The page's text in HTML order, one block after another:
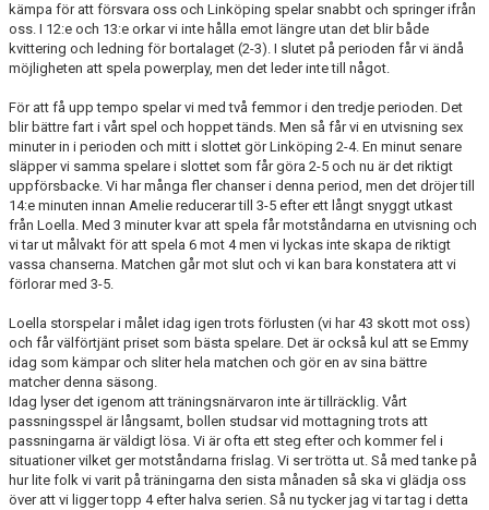
kämpa för att försvara oss och Linköping spelar snabbt och springer ifrån
oss. I 12:e och 13:e orkar vi inte hålla emot längre utan det blir både
kvittering och ledning för bortalaget (2-3). I slutet på perioden får vi ändå
möjligheten att spela powerplay, men det leder inte till något.
För att få upp tempo spelar vi med två femmor i den tredje perioden. Det
blir bättre fart i vårt spel och hoppet tänds. Men så får vi en utvisning sex
minuter in i perioden och mitt i slottet gör Linköping 2-4. En minut senare
släpper vi samma spelare i slottet som får göra 2-5 och nu är det riktigt
uppförsbacke. Vi har många fler chanser i denna period, men det dröjer till
14:e minuten innan Amelie reducerar till 3-5 efter ett långt snyggt utkast
från Loella. Med 3 minuter kvar att spela får motståndarna en utvisning och
vi tar ut målvakt för att spela 6 mot 4 men vi lyckas inte skapa de riktigt
vassa chanserna. Matchen går mot slut och vi kan bara konstatera att vi
förlorar med 3-5.
Loella storspelar i målet idag igen trots förlusten (vi har 43 skott mot oss)
och får välförtjänt priset som bästa spelare. Det är också kul att se Emmy
idag som kämpar och sliter hela matchen och gör en av sina bättre
matcher denna säsong.
Idag lyser det igenom att träningsnärvaron inte är tillräcklig. Vårt
passningsspel är långsamt, bollen studsar vid mottagning trots att
passningarna är väldigt lösa. Vi är ofta ett steg efter och kommer fel i
situationer vilket ger motståndarna frislag. Vi ser trötta ut. Så med tanke på
hur lite folk vi varit på träningarna den sista månaden så ska vi glädja oss
över att vi ligger topp 4 efter halva serien. Så nu tycker jag vi tar tag i detta